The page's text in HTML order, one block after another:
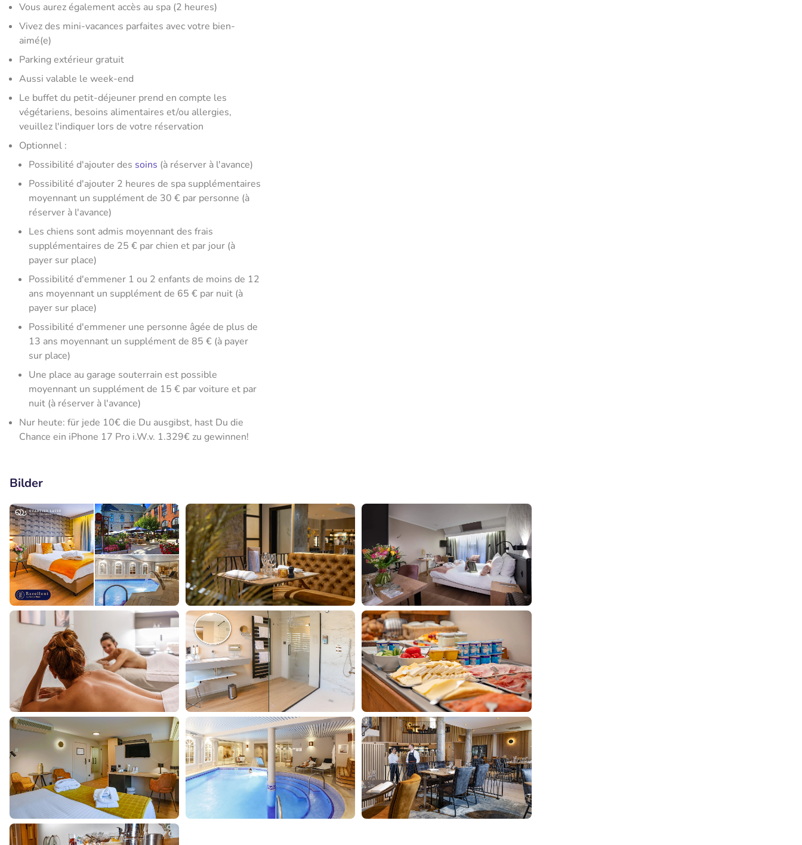
Vous aurez également accès au spa (2 heures)
Vivez des mini-vacances parfaites avec votre bien-
aimé(e)
Parking extérieur gratuit
Aussi valable le week-end
Le buffet du petit-déjeuner prend en compte les
végétariens, besoins alimentaires et/ou allergies,
veuillez l'indiquer lors de votre réservation
Optionnel :
Possibilité d'ajouter des soins (à réserver à l'avance)
Possibilité d'ajouter 2 heures de spa supplémentaires
moyennant un supplément de 30 € par personne (à
réserver à l'avance)
Les chiens sont admis moyennant des frais
supplémentaires de 25 € par chien et par jour (à
payer sur place)
Possibilité d'emmener 1 ou 2 enfants de moins de 12
ans moyennant un supplément de 65 € par nuit (à
payer sur place)
Possibilité d'emmener une personne âgée de plus de
13 ans moyennant un supplément de 85 € (à payer
sur place)
Une place au garage souterrain est possible
moyennant un supplément de 15 € par voiture et par
nuit (à réserver à l'avance)
Nur heute: für jede 10€ die Du ausgibst, hast Du die
Chance ein iPhone 17 Pro i.W.v. 1.329€ zu gewinnen!
Bilder